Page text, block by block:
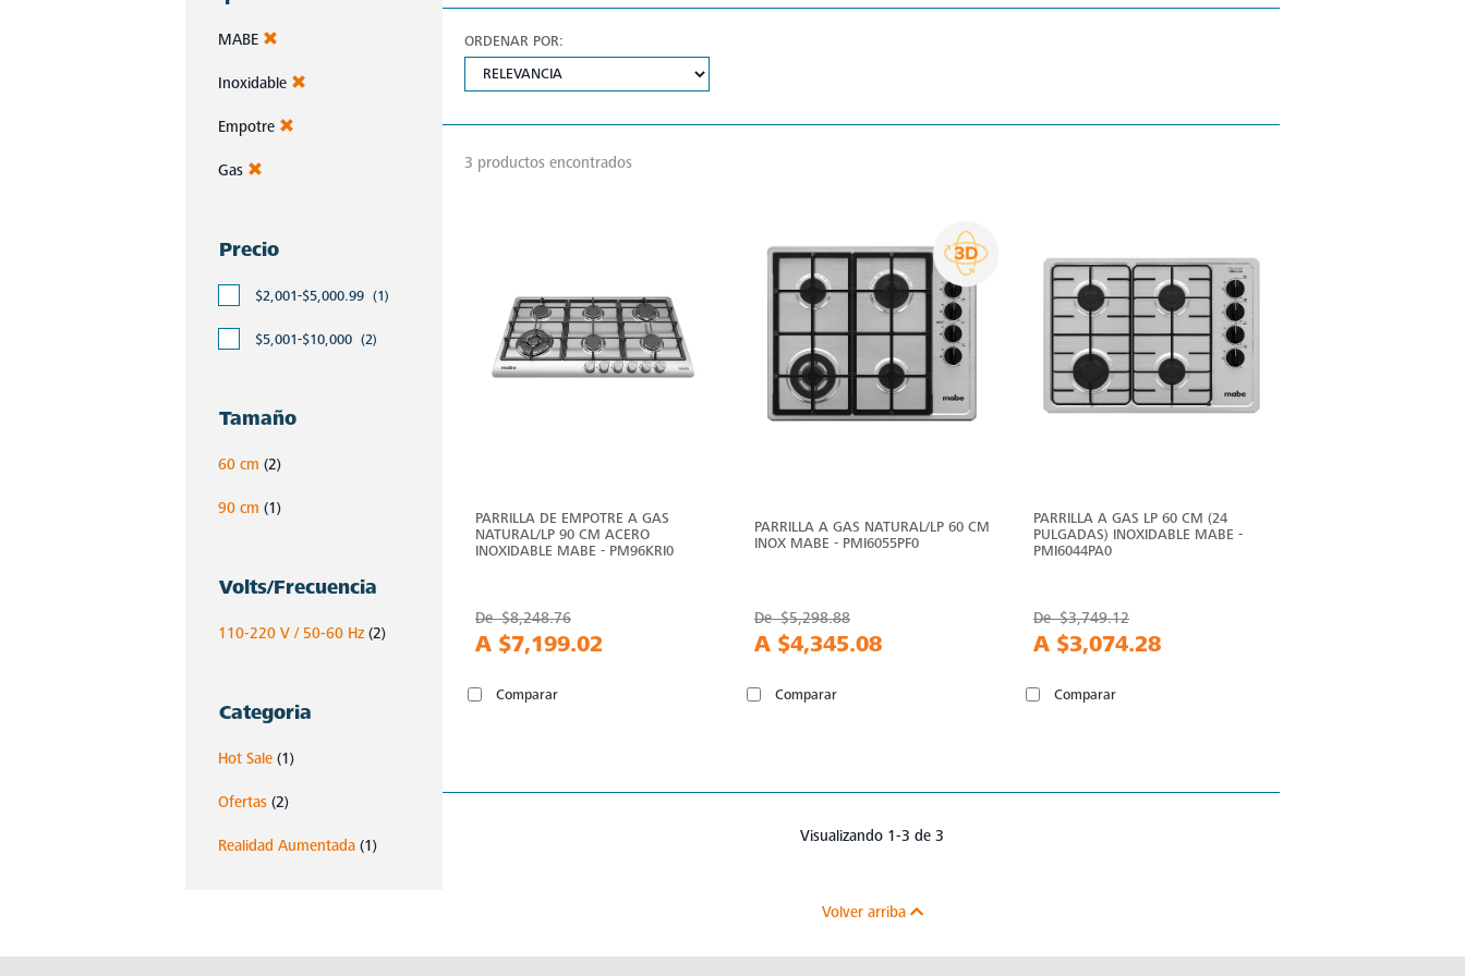
MABE
Inoxidable
Empotre
Gas
Precio
$2,001-$5,000.99 (1)
$5,001-$10,000 (2)
Tamaño
60 cm (2)
90 cm (1)
Volts/Frecuencia
110-220 V / 50-60 Hz (2)
Categoria
Hot Sale (1)
Ofertas (2)
Realidad Aumentada (1)
ORDENAR POR:
3 productos encontrados
PARRILLA DE EMPOTRE A GAS
NATURAL/LP 90 CM ACERO
INOXIDABLE MABE - PM96KRI0
De$8,248.76
A $7,199.02
Comparar
PARRILLA A GAS NATURAL/LP 60 CM
INOX MABE - PMI6055PF0
De$5,298.88
A $4,345.08
Comparar
PARRILLA A GAS LP 60 CM (24
PULGADAS) INOXIDABLE MABE -
PMI6044PA0
De$3,749.12
A $3,074.28
Comparar
Visualizando 1-3 de 3
Volver arriba